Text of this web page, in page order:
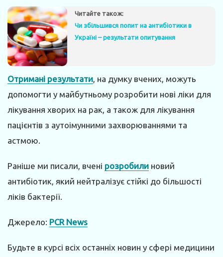
Читайте також:
Чи збільшився попит на антибіотики в
Україні – результати опитування
Отримані результати , на думку вчених, можуть
допомогти у майбутньому розробити нові ліки для
лікування хворих на рак, а також для лікування
пацієнтів з аутоімунними захворюваннями та
астмою.
Раніше ми писали, вчені розробили новий
антибіотик, який нейтралізує стійкі до більшості
ліків бактерії.
Джерело: PCR News
Будьте в курсі всіх останніх новин у сфері медицини